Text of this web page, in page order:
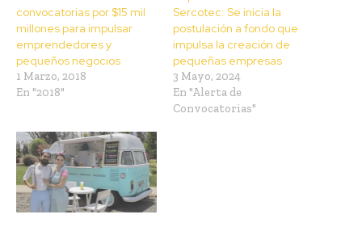
convocatorias por $15 mil
millones para impulsar
emprendedores y
pequeños negocios
1 Marzo, 2018
En "2018"
Sercotec: Se inicia la
postulación a fondo que
impulsa la creación de
pequeñas empresas
3 Mayo, 2024
En "Alerta de
Convocatorias"